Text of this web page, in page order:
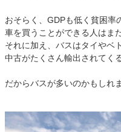
おそらく、GDPも低く貧困率
車を買うことができる人はま
それに加え、バスはタイやベ
中古がたくさん輸出されてく
だからバスが多いのかもしれ